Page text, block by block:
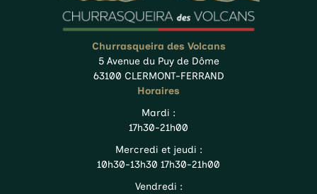
Churrasqueira des Volcans
5 Avenue du Puy de Dôme
63100 CLERMONT-FERRAND
Horaires
Mardi :
17h30-21h00
Mercredi et jeudi :
10h30-13h30 17h30-21h00
Vendredi :